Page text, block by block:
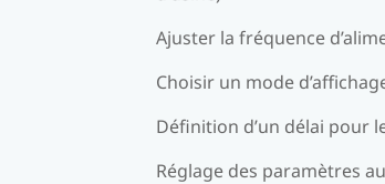
Ajuster la fréquence
Choisir un mode
Définition d’un délai pour
Réglage des paramètres